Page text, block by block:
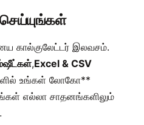
கால்குலேட்டர் இலவசம்.
,Excel & CSV
உங்கள் லோகோ**
எல்லா சாதனங்களிலும்